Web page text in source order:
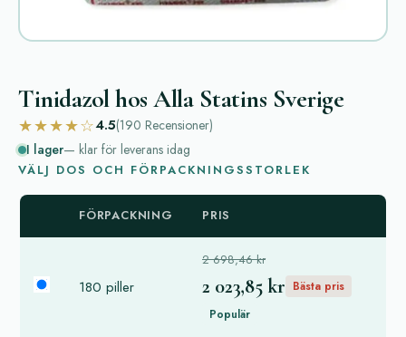
Tinidazol hos Alla Statins Sverige
★★★★☆4.5(190 Recensioner)
I lager— klar för leverans idag
VÄLJ DOS OCH FÖRPACKNINGSSTORLEK
FÖRPACKNING PRIS
180 piller
2 698,46 kr
2 023,85 kr Bästa pris
Populär